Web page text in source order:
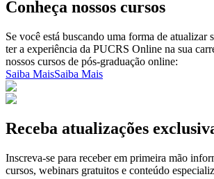
Conheça nossos cursos
Se você está buscando uma forma de atualizar
ter a experiência da PUCRS Online na sua
nossos cursos de pós-graduação online:
Saiba MaisSaiba Mais
Receba atualizações
Inscreva-se para receber em primeira mão
cursos, webinars gratuitos e conteúdo